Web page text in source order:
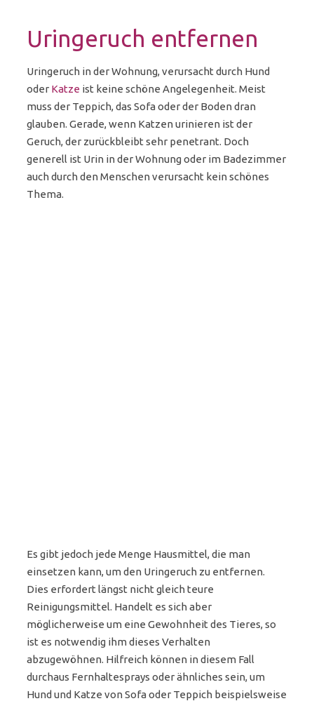
Uringeruch entfernen
Uringeruch in der Wohnung, verursacht durch Hund
oder Katze ist keine schöne Angelegenheit. Meist
muss der Teppich, das Sofa oder der Boden dran
glauben. Gerade, wenn Katzen urinieren ist der
Geruch, der zurückbleibt sehr penetrant. Doch
generell ist Urin in der Wohnung oder im Badezimmer
auch durch den Menschen verursacht kein schönes
Thema.
Es gibt jedoch jede Menge Hausmittel, die man
einsetzen kann, um den Uringeruch zu entfernen.
Dies erfordert längst nicht gleich teure
Reinigungsmittel. Handelt es sich aber
möglicherweise um eine Gewohnheit des Tieres, so
ist es notwendig ihm dieses Verhalten
abzugewöhnen. Hilfreich können in diesem Fall
durchaus Fernhaltesprays oder ähnliches sein, um
Hund und Katze von Sofa oder Teppich beispielsweise